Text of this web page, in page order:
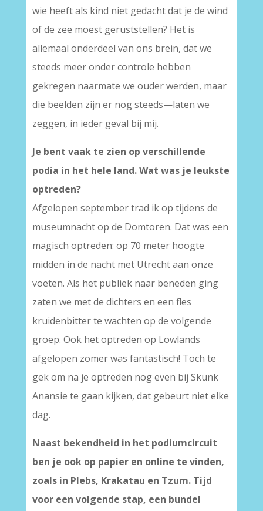
wie heeft als kind niet gedacht dat je de wind
of de zee moest geruststellen? Het is
allemaal onderdeel van ons brein, dat we
steeds meer onder controle hebben
gekregen naarmate we ouder werden, maar
die beelden zijn er nog steeds—laten we
zeggen, in ieder geval bij mij.
Je bent vaak te zien op verschillende
podia in het hele land. Wat was je leukste
optreden?
Afgelopen september trad ik op tijdens de
museumnacht op de Domtoren. Dat was een
magisch optreden: op 70 meter hoogte
midden in de nacht met Utrecht aan onze
voeten. Als het publiek naar beneden ging
zaten we met de dichters en een fles
kruidenbitter te wachten op de volgende
groep. Ook het optreden op Lowlands
afgelopen zomer was fantastisch! Toch te
gek om na je optreden nog even bij Skunk
Anansie te gaan kijken, dat gebeurt niet elke
dag.
Naast bekendheid in het podiumcircuit
ben je ook op papier en online te vinden,
zoals in Plebs, Krakatau en Tzum. Tijd
voor een volgende stap, een bundel